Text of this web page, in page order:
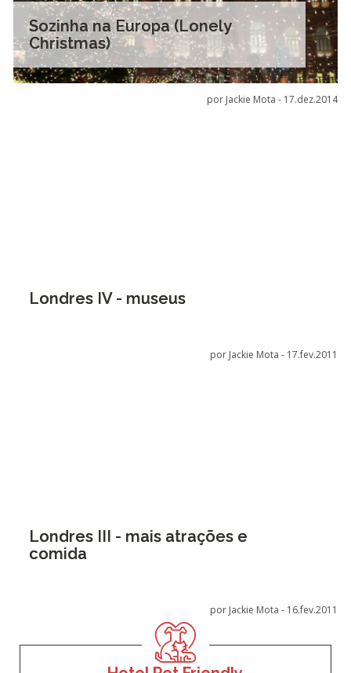
Sozinha na Europa (Lonely
Christmas)
por Jackie Mota - 17.dez.2014
Londres IV - museus
por Jackie Mota - 17.fev.2011
Londres III - mais atrações e
comida
por Jackie Mota - 16.fev.2011